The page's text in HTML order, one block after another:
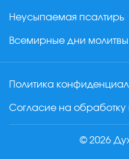
Неусыпаемая псалтирь
Всемирные дни молитвы
Политика
Согласие на
© 2026